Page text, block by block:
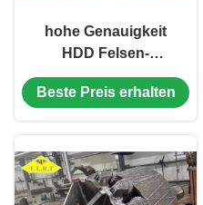
hohe Genauigkeit
HDD Felsen-
Bohrwerkzeug 1500
FHO537G API-7-1
Beste Preis erhalten